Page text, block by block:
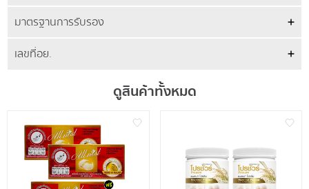
มาตรฐานการรับรอง
เลขที่อย.
ดูสินค้าทั้งหมด